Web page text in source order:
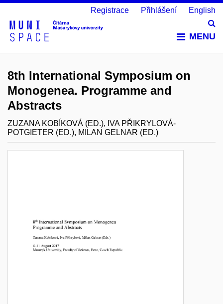
MENU
Registrace Přihlášení English
8th International Symposium on
Monogenea. Programme and
Abstracts
ZUZANA KOBÍKOVÁ (ED.), IVA PŘIKRYLOVÁ-
POTGIETER (ED.), MILAN GELNAR (ED.)